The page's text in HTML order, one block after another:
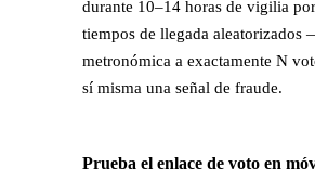
durante 10–14 horas de vigilia
tiempos de llegada aleatorizados
metronómica a exactamente N
sí misma una señal de fraude.
Prueba el enlace de voto en